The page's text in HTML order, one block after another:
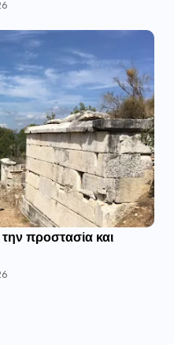
προστασία και